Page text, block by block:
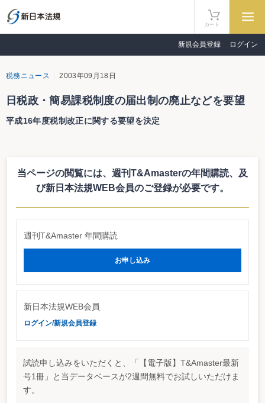
カート
新規会員登録 ログイン
税務ニュース 2003年09月18日
日税政・簡易課税制度の届出制の廃止などを要望
平成16年度税制改正に関する要望を決定
幅に引上げる、（２）同族会社の留保金課税制度の廃止、（３）交際費課税に
おける定額損金算入限度内の10％課税制度の廃止、（４）消費税における簡易
課税制度の選択について、届出制を廃止し、申告時に選択する方法に変更すべ
当ページの閲覧には、週刊T&Amasterの年間購読、 及
び新日本法規WEB会員のご登録が必要です。
週刊T&Amaster 年間購読
お申し込み
新日本法規WEB会員
ログイン/新規会員登録
試読申し込みをいただくと、「【電子版】T&Amaster最新
号1冊」と当データベースが2週間無料でお試しいただけま
す。